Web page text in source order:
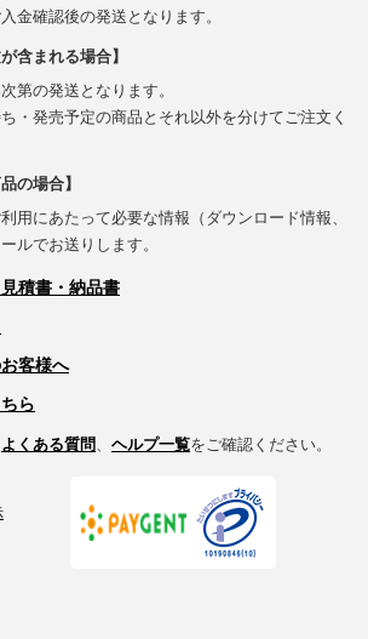
金確認後の発送となります。
含まれる場合】
第の発送となります。
・発売予定の商品とそれ以外を分けてご注文く
の場合】
用にあたって必要な情報（ダウンロード情報、
ルでお送りします。
積書・納品書
客様へ
ら
よくある質問 ヘルプ一覧をご確認ください。